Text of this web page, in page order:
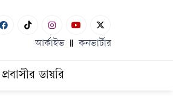
আর্কাইভ কনভার্টার
প্রবাসীর ডায়রি